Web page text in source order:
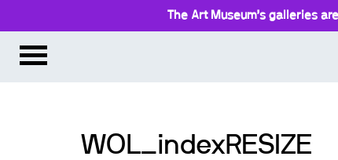
The Art Museum’s galleries
WOL_indexRESIZE